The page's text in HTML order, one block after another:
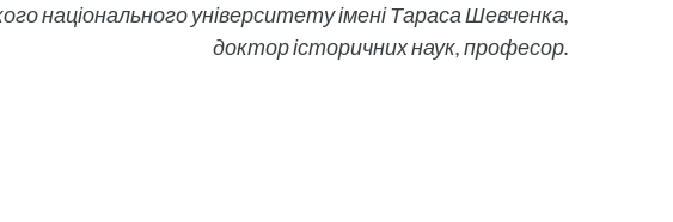
національного університету імені Тараса Шевченка,
доктор історичних наук, професор.